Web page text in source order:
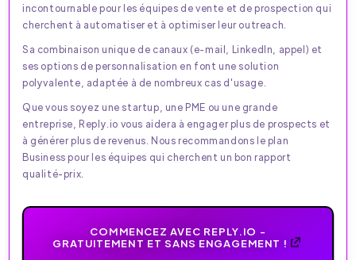
incontournable pour les équipes de vente et de prospection qui
cherchent à automatiser et à optimiser leur outreach.
Sa combinaison unique de canaux (e-mail, LinkedIn, appel) et
ses options de personnalisation en font une solution
polyvalente, adaptée à de nombreux cas d'usage.
Que vous soyez une startup, une PME ou une grande
entreprise, Reply.io vous aidera à engager plus de prospects et
à générer plus de revenus. Nous recommandons le plan
Business pour les équipes qui cherchent un bon rapport
qualité-prix.
COMMENCEZ AVEC REPLY.IO -
GRATUITEMENT ET SANS ENGAGEMENT !